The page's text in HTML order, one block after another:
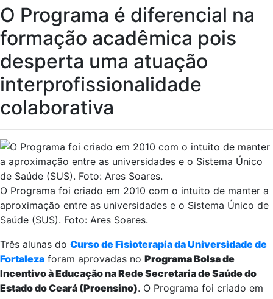
O Programa é diferencial na
formação acadêmica pois
desperta uma atuação
interprofissionalidade
colaborativa
O Programa foi criado em 2010 com o intuito de manter a
aproximação entre as universidades e o Sistema Único de
Saúde (SUS). Foto: Ares Soares.
Três alunas do Curso de Fisioterapia da Universidade de
Fortaleza foram aprovadas no Programa Bolsa de
Incentivo à Educação na Rede Secretaria de Saúde do
Estado do Ceará (Proensino). O Programa foi criado em